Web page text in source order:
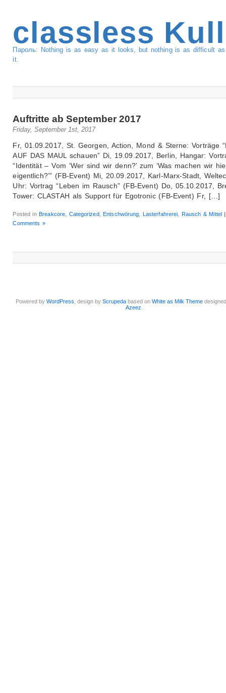
classless
Пароль: Nothing is as easy as it looks, but nothing is as difficult
it.
Auftritte ab September 2017
Friday, September 1st, 2017
Fr, 01.09.2017, St. Georgen, Action, Mond & Sterne: Vorträge
AUF DAS MAUL schauen” Di, 19.09.2017, Berlin, Hangar:
“Identität – Vom ‘Wer sind wir denn?’ zum ‘Was machen wir
eigentlich?’” (FB-Event) Mi, 20.09.2017, Karl-Marx-Stadt,
Uhr: Vortrag “Leben im Rausch” (FB-Event) Do, 05.10.2017,
Tower: CLASTAH als Support für Egotronic (FB-Event) Fr, […]
Posted inBreakcore Categorized,Entschwörung Lasterfahrerei Rausch & Mittel |
Comments »
Powered byWordPress , design byScrupeda based onWhite as Milk Theme
Azeez